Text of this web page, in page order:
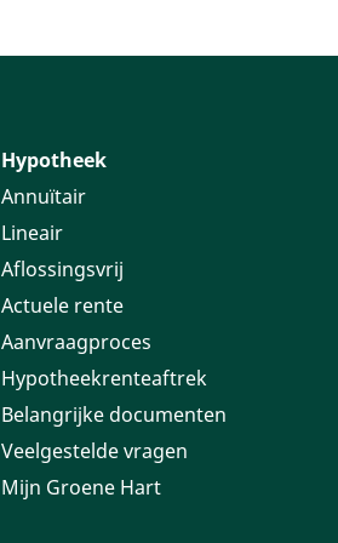
Hypotheek
Annuïtair
Lineair
Aflossingsvrij
Actuele rente
Aanvraagproces
Hypotheekrenteaftrek
Belangrijke documenten
Veelgestelde vragen
Mijn Groene Hart